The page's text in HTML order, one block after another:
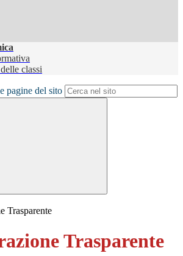
classi
pagine del sito
Trasparente
Trasparente